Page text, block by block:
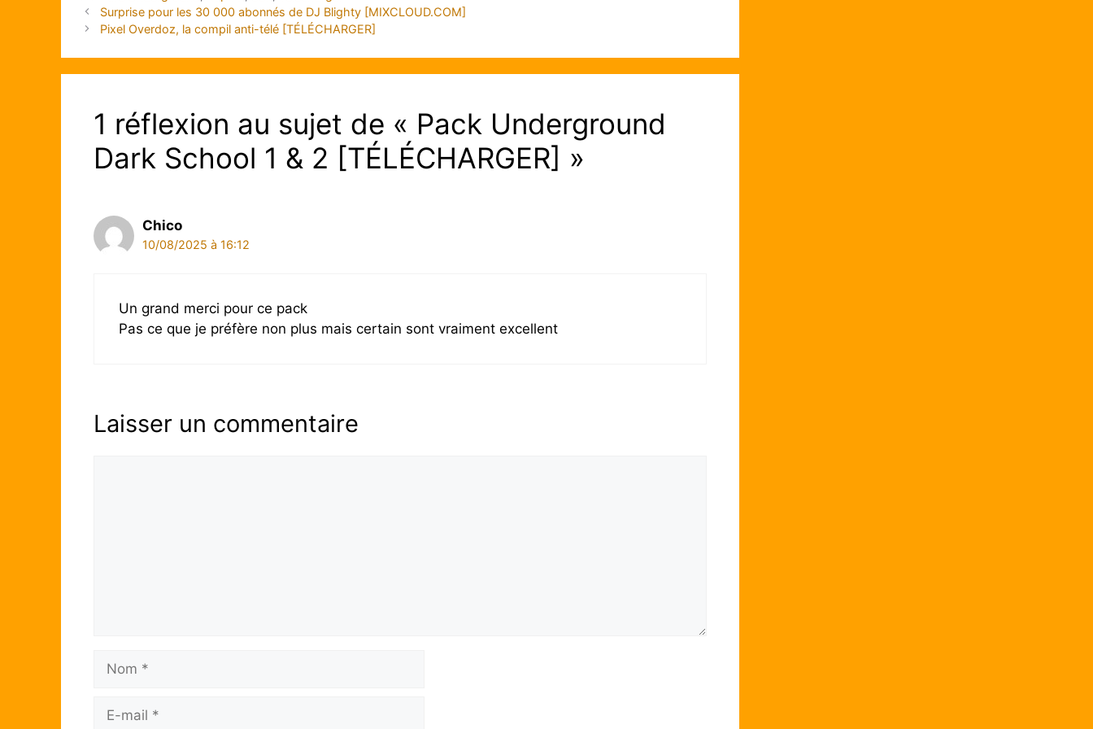
Surprise pour les 30 000 abonnés de DJ Blighty [MIXCLOUD.COM]
Pixel Overdoz, la compil anti-télé [TÉLÉCHARGER]
1 réflexion au sujet de « Pack Underground
Dark School 1 & 2 [TÉLÉCHARGER] »
Chico
10/08/2025 à 16:12
Un grand merci pour ce pack
Pas ce que je préfère non plus mais certain sont vraiment excellent
Laisser un commentaire
mail